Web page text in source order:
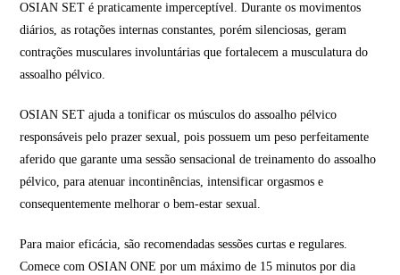
OSIAN SET é praticamente imperceptível. Durante os movimentos
diários, as rotações internas constantes, porém silenciosas, geram
contrações musculares involuntárias que fortalecem a musculatura do
assoalho pélvico.
OSIAN SET ajuda a tonificar os músculos do assoalho pélvico
responsáveis pelo prazer sexual, pois possuem um peso perfeitamente
aferido que garante uma sessão sensacional de treinamento do assoalho
pélvico, para atenuar incontinências, intensificar orgasmos e
consequentemente melhorar o bem-estar sexual.
Para maior eficácia, são recomendadas sessões curtas e regulares.
Comece com OSIAN ONE por um máximo de 15 minutos por dia